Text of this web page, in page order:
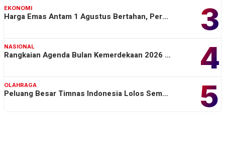
3
EKONOMI
Harga Emas Antam 1 Agustus Bertahan, Per…
4
NASIONAL
Rangkaian Agenda Bulan Kemerdekaan 2026 …
5
OLAHRAGA
Peluang Besar Timnas Indonesia Lolos Sem…